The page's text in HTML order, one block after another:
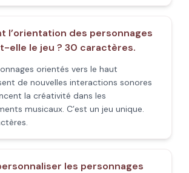
l’orientation des personnages
elle le jeu ? 30 caractères.
orientés vers le haut
de nouvelles interactions sonores
la créativité dans les
musicaux. C’est un jeu unique.
les personnages